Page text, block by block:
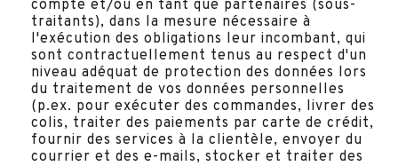
compte et/ou en tant que partenaires (sous-
traitants), dans la mesure nécessaire à
l'exécution des obligations leur incombant, qui
sont contractuellement tenus au respect d'un
niveau adéquat de protection des données lors
du traitement de vos données personnelles
(p.ex. pour exécuter des commandes, livrer des
colis, traiter des paiements par carte de crédit,
fournir des services à la clientèle, envoyer du
courrier et des e-mails, stocker et traiter des